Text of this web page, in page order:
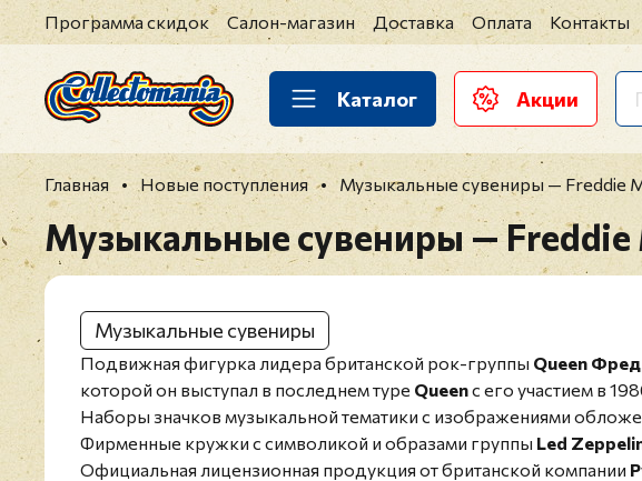
Программа скидок Салон-магазин Доставка Оплата Контакты
Каталог Акции
Главная Новые поступления Музыкальные сувениры — Freddie
Музыкальные сувениры — Freddie
Музыкальные сувениры
Подвижная фигурка лидера британской рок-группы Queen
которой он выступал в последнем туре Queenс его участием в
Наборы значков музыкальной тематики с изображениями
Фирменные кружки с символикой и образами группы Led
Официальная лицензионная продукция от британской компании